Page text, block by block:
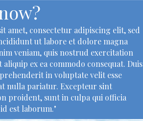
amet, consectetur adipiscing elit, sed
ut labore et dolore magna
veniam, quis nostrud exercitation
ex ea commodo consequat. Duis
in voluptate velit esse
nulla pariatur. Excepteur sint
proident, sunt in culpa qui officia
est laborum."